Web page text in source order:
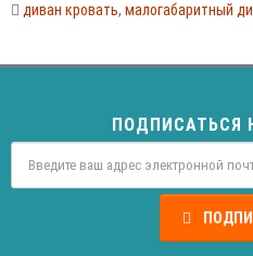
диван кровать, малогабаритный
ПОДПИСАТЬСЯ